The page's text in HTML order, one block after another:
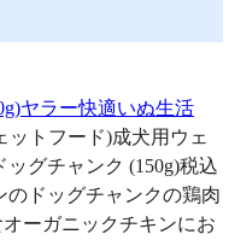
ヤラー快適いぬ生活
トフード)成犬用ウェ
グチャンク (150g)税込
のドッグチャンクの鶏肉
ーガニックチキンにお